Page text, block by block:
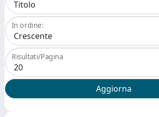
In ordine:
Risultati/Pagina